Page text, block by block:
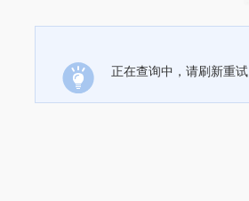
正在查询中，请刷新重试